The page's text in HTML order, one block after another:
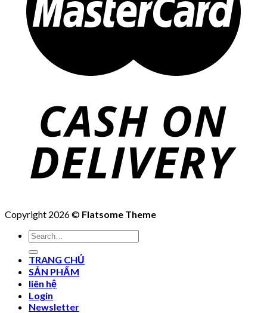
Copyright 2026 © Flatsome Theme
Search
for:
TRANG CHỦ
SẢN PHẨM
liên hệ
Login
Newsletter